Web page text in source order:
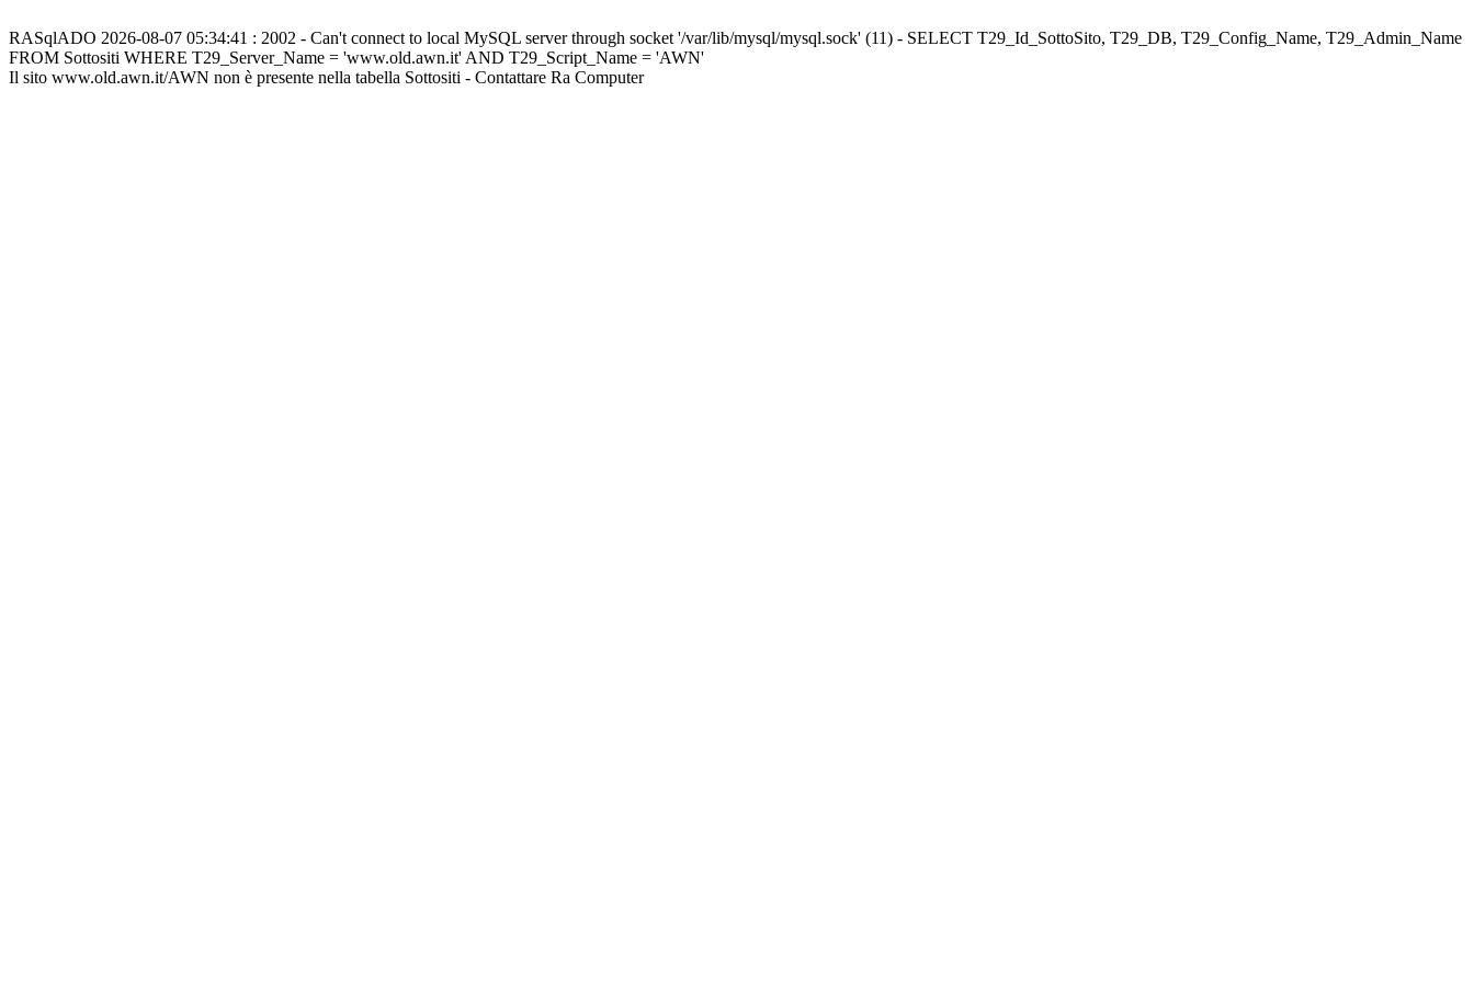
RASqlADO 2026-08-07 05:34:41 : 2002 - Can't connect to local MySQL server through socket '/var/lib/mysql/mysql.sock' (11) - SELECT T29_Id_SottoSito, T29_DB, T29_Config_Name, T29_Admin_Name
FROM Sottositi WHERE T29_Server_Name = 'www.old.awn.it' AND T29_Script_Name = 'AWN'
Il sito www.old.awn.it/AWN non è presente nella tabella Sottositi - Contattare Ra Computer